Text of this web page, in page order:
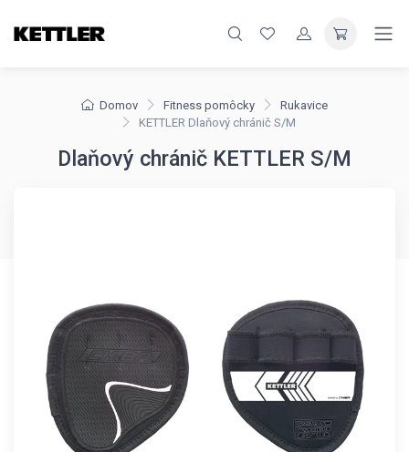
Domov Fitness pomôcky
Rukavice
KETTLER Dlaňový chránič S/M
Dlaňový chránič KETTLER S/M